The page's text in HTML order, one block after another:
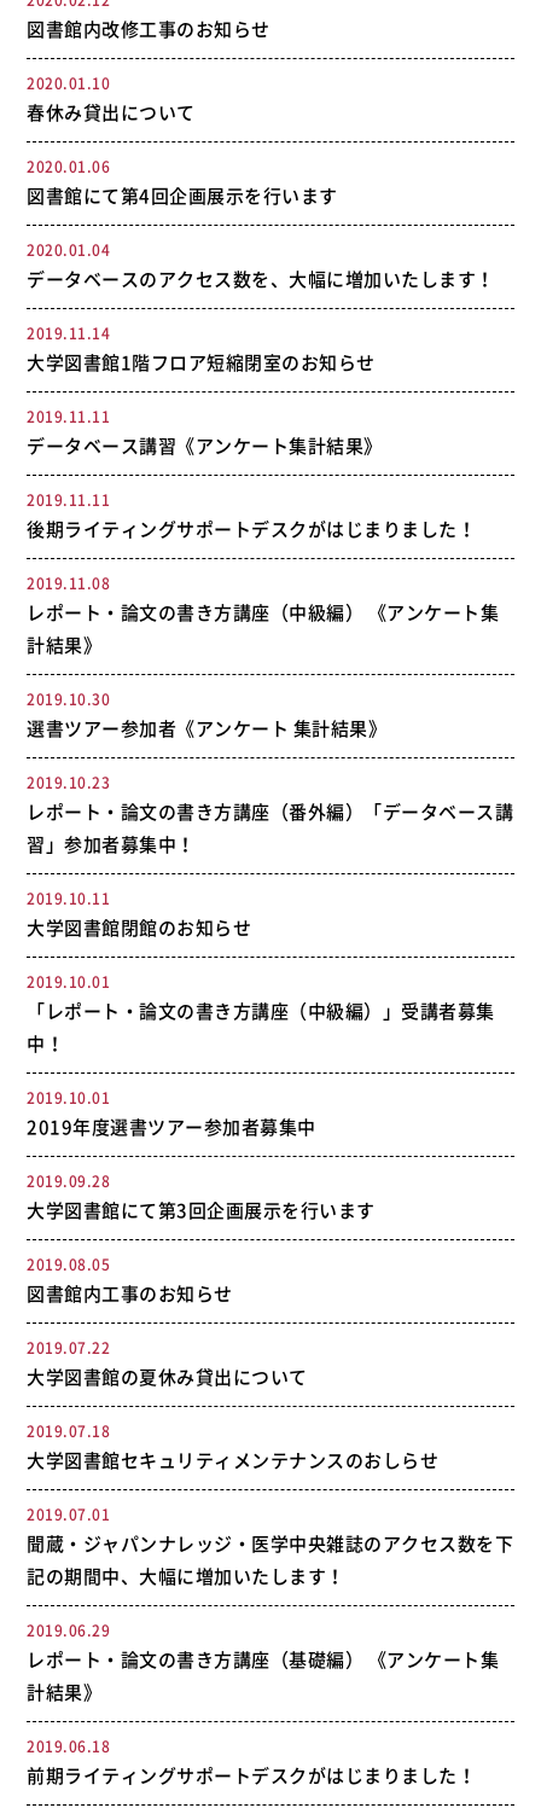
図書館内改修工事のお知らせ
2020.01.10
春休み貸出について
2020.01.06
図書館にて第4回企画展示を行います
2020.01.04
データベースのアクセス数を、大幅に増加いたします！
2019.11.14
大学図書館1階フロア短縮閉室のお知らせ
2019.11.11
データベース講習《アンケート集計結果》
2019.11.11
後期ライティングサポートデスクがはじまりました！
2019.11.08
レポート・論文の書き方講座（中級編） 《アンケート集
計結果》
2019.10.30
選書ツアー参加者《アンケート 集計結果》
2019.10.23
レポート・論文の書き方講座（番外編）「データベース講
習」参加者募集中！
2019.10.11
大学図書館閉館のお知らせ
2019.10.01
「レポート・論文の書き方講座（中級編）」受講者募集
中！
2019.10.01
2019年度選書ツアー参加者募集中
2019.09.28
大学図書館にて第3回企画展示を行います
2019.08.05
図書館内工事のお知らせ
2019.07.22
大学図書館の夏休み貸出について
2019.07.18
大学図書館セキュリティメンテナンスのおしらせ
2019.07.01
聞蔵・ジャパンナレッジ・医学中央雑誌のアクセス数を下
記の期間中、大幅に増加いたします！
2019.06.29
レポート・論文の書き方講座（基礎編） 《アンケート集
計結果》
2019.06.18
前期ライティングサポートデスクがはじまりました！